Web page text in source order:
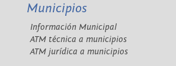
Municipios
Información Municipal
ATM técnica a municipios
ATM jurídica a municipios